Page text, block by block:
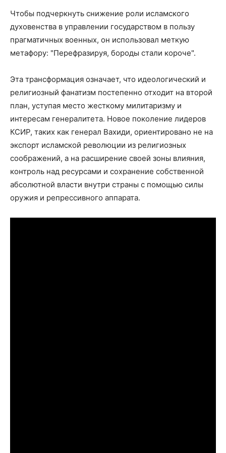
Чтобы подчеркнуть снижение роли исламского
духовенства в управлении государством в пользу
прагматичных военных, он использовал меткую
метафору: "Перефразируя, бороды стали короче".
Эта трансформация означает, что идеологический и
религиозный фанатизм постепенно отходит на второй
план, уступая место жесткому милитаризму и
интересам генералитета. Новое поколение лидеров
КСИР, таких как генерал Вахиди, ориентировано не на
экспорт исламской революции из религиозных
соображений, а на расширение своей зоны влияния,
контроль над ресурсами и сохранение собственной
абсолютной власти внутри страны с помощью силы
оружия и репрессивного аппарата.